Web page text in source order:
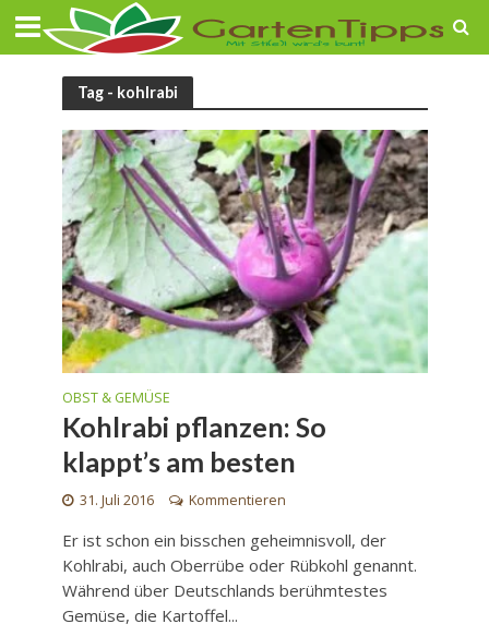
Tag - kohlrabi
OBST & GEMÜSE
Kohlrabi pflanzen: So
klappt’s am besten
31. Juli 2016 Kommentieren
Er ist schon ein bisschen geheimnisvoll, der
Kohlrabi, auch Oberrübe oder Rübkohl genannt.
Während über Deutschlands berühmtestes
Gemüse, die Kartoffel...